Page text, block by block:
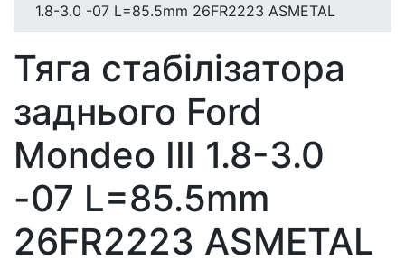
1.8-3.0 -07 L=85.5mm 26FR2223 ASMETAL
Тяга стабілізатора
заднього Ford
Mondeo III 1.8-3.0
-07 L=85.5mm
26FR2223 ASMETAL